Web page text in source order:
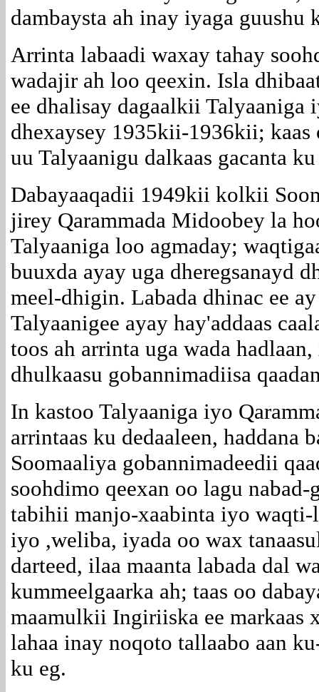
dambaysta ah inay iyaga guushu
Arrinta labaadi waxay tahay
wadajir ah loo qeexin. Isla
ee dhalisay dagaalkii
dhexaysey 1935kii-1936kii;
uu Talyaanigu dalkaas gacanta
Dabayaaqadii 1949kii kolkii
jirey Qarammada Midoobey la
Talyaaniga loo agmaday;
buuxda ayay uga dheregsanayd
meel-dhigin. Labada dhinac ee
Talyaanigee ayay hay'addaas
toos ah arrinta uga wada
dhulkaasu gobannimadiisa
In kastoo Talyaaniga iyo
arrintaas ku dedaaleen,
Soomaaliya gobannimadeedii
soohdimo qeexan oo lagu nabad-
tabihii manjo-xaabinta iyo waqti-
iyo ,weliba, iyada oo wax
darteed, ilaa maanta labada dal
kummeelgaarka ah; taas oo
maamulkii Ingiriiska ee markaas
lahaa inay noqoto tallaabo aan
ku eg.